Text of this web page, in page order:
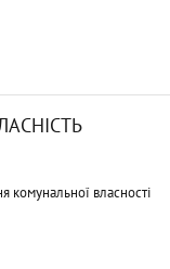
комунальної власності